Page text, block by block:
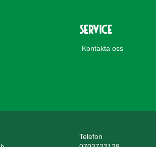
Service
Kontakta oss
Telefon